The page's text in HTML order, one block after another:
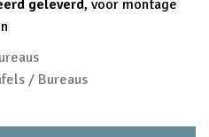
geleverd, voor montage
/ Bureaus